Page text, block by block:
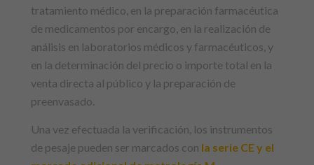
tratamiento médico, en la preparación farmacéutica
de medicamentos por encargo, en la realización de
análisis en laboratorios médicos y farmacéuticos, y
en la determinación del precio o importe total en la
venta directa al público y la preparación de
preenvasado.
Una vez efectuada la verificación, los instrumentos
de pesaje pueden ser marcados con la serie CE y el